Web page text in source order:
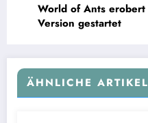
World of Ants
Version gestartet
ÄHNLICHE ARTIKEL